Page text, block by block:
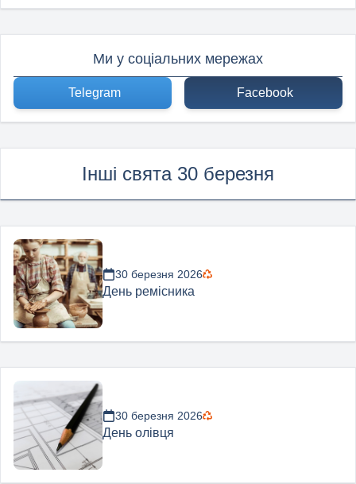
Ми у соціальних мережах
Telegram Facebook
Інші свята 30 березня
30 березня 2026
День ремісника
30 березня 2026
День олівця